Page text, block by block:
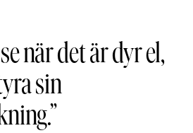
när det är dyr el,
sin